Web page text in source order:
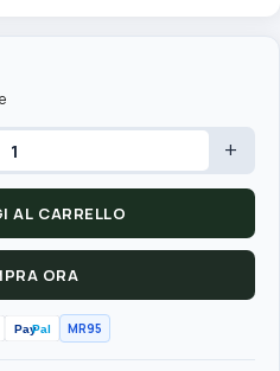
+
AL CARRELLO
ORA
PayPal MR95